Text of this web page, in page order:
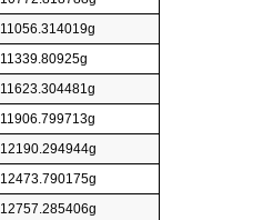
11056.314019g
11339.80925g
11623.304481g
11906.799713g
12190.294944g
12473.790175g
12757.285406g